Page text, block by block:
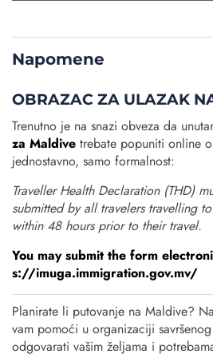
Napomene
OBRAZAC ZA ULAZAK
Trenutno je na snazi obveza da unutar
za Maldive trebate popuniti online
jednostavno, samo formalnost:
Traveller Health Declaration (THD)
submitted by all travelers travelling
within 48 hours prior to their travel.
You may submit the form
s://imuga.immigration.gov.mv/
Planirate li putovanje na Maldive?
vam pomoći u organizaciji
odgovarati vašim željama i